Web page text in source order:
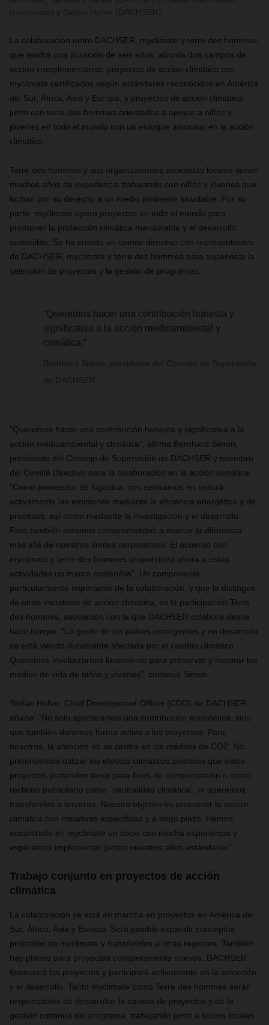
La colaboración entre DACHSER, myclimate y terre des hommes,
que tendrá una duración de seis años, aborda dos campos de
acción complementarios: proyectos de acción climática con
myclimate certificados según estándares reconocidos en América
del Sur, África, Asia y Europa; y proyectos de acción climática
junto con terre des hommes orientados a apoyar a niños y
jóvenes en todo el mundo con un enfoque adicional en la acción
climática.
Terre des hommes y sus organizaciones asociadas locales tienen
muchos años de experiencia trabajando con niños y jóvenes que
luchan por su derecho a un medio ambiente saludable. Por su
parte, myclimate opera proyectos en todo el mundo para
promover la protección climática mensurable y el desarrollo
sostenible. Se ha creado un comité directivo con representantes
de DACHSER, myclimate y terre des hommes para supervisar la
selección de proyectos y la gestión de programas.
“Queremos hacer una contribución honesta y
significativa a la acción medioambiental y
climática.”
Bernhard Simon, presidente del Consejo de Supervisión
de DACHSER
"Queremos hacer una contribución honesta y significativa a la
acción medioambiental y climática", afirma Bernhard Simon,
presidente del Consejo de Supervisión de DACHSER y miembro
del Comité Directivo para la colaboración en la acción climática.
“Como proveedor de logística, nos centramos en reducir
activamente las emisiones mediante la eficiencia energética y de
procesos, así como mediante la investigación y el desarrollo.
Pero también estamos comprometidos a marcar la diferencia
más allá de nuestros límites corporativos. El acuerdo con
myclimate y terre des hommes proporciona ahora a estas
actividades un marco sostenible”. Un componente
particularmente importante de la colaboración, y que la distingue
de otras iniciativas de acción climática, es la participación Terre
des hommes, asociación con la que DACHSER colabora desde
hace tiempo. “La gente de los países emergentes y en desarrollo
se está viendo duramente afectada por el cambio climático.
Queremos involucrarnos localmente para preservar y mejorar los
medios de vida de niños y jóvenes”, continúa Simon.
Stefan Hohm, Chief Development Officer (CDO) de DACHSER,
añade: “No solo aportaremos una contribución económica, sino
que también daremos forma activa a los proyectos. Para
nosotros, la atención no se centra en los créditos de CO2. No
pretendemos utilizar los efectos climáticos positivos que estos
proyectos pretenden tener para fines de compensación o como
reclamo publicitario como `neutralidad climática´, ni queremos
transferirlos a terceros. Nuestro objetivo es promover la acción
climática con iniciativas específicas y a largo plazo. Hemos
encontrado en myclimate un socio con mucha experiencia y
esperamos implementar juntos nuestros altos estándares”.
Trabajo conjunto en proyectos de acción
climática
La colaboración ya está en marcha en proyectos en América del
Sur, África, Asia y Europa. Será posible expandir conceptos
probados de myclimate y transferirlos a otras regiones. También
hay planes para proyectos completamente nuevos. DACHSER
financiará los proyectos y participará activamente en la selección
y el desarrollo. Tanto myclimate como Terre des hommes serán
responsables de desarrollar la cartera de proyectos y de la
gestión continua del programa, trabajando junto a socios locales.